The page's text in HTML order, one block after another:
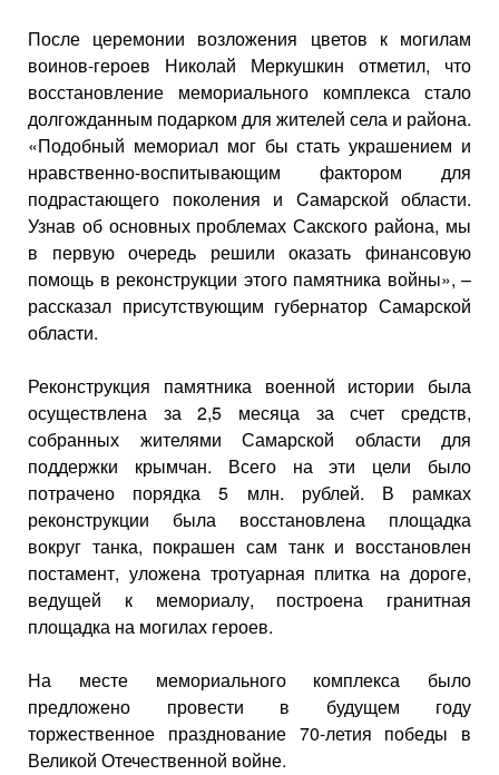
После церемонии возложения цветов к могилам
воинов-героев Николай Меркушкин отметил, что
восстановление мемориального комплекса стало
долгожданным подарком для жителей села и района.
«Подобный мемориал мог бы стать украшением и
нравственно-воспитывающим фактором для
подрастающего поколения и Cамарской области.
Узнав об основных проблемах Сакского района, мы
в первую очередь решили оказать финансовую
помощь в реконструкции этого памятника войны», –
рассказал присутствующим губернатор Самарской
области.
Реконструкция памятника военной истории была
осуществлена за 2,5 месяца за счет средств,
собранных жителями Самарской области для
поддержки крымчан. Всего на эти цели было
потрачено порядка 5 млн. рублей. В рамках
реконструкции была восстановлена площадка
вокруг танка, покрашен сам танк и восстановлен
постамент, уложена тротуарная плитка на дороге,
ведущей к мемориалу, построена гранитная
площадка на могилах героев.
На месте мемориального комплекса было
предложено провести в будущем году
торжественное празднование 70-летия победы в
Великой Отечественной войне.